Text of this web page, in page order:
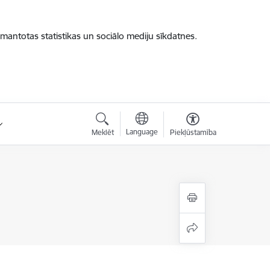
statistikas un sociālo mediju sīkdatnes.
Meklēt Language Piekļūstamība